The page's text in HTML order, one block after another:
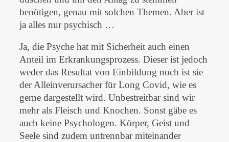
benötigen, genau mit solchen Themen. Aber ist
ja alles nur psychisch …
Ja, die Psyche hat mit Sicherheit auch einen
Anteil im Erkrankungsprozess. Dieser ist jedoch
weder das Resultat von Einbildung noch ist sie
der Alleinverursacher für Long Covid, wie es
gerne dargestellt wird. Unbestreitbar sind wir
mehr als Fleisch und Knochen. Sonst gäbe es
auch keine Psychologen. Körper, Geist und
Seele sind zudem untrennbar miteinander